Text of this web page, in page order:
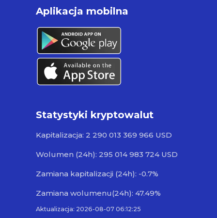
Aplikacja mobilna
Statystyki kryptowalut
Kapitalizacja: 2 290 013 369 966 USD
Wolumen (24h): 295 014 983 724 USD
Zamiana kapitalizacji (24h): -0.7%
Zamiana wolumenu(24h): 47.49%
Aktualizacja: 2026-08-07 06:12:25